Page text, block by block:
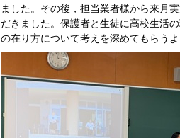
ました。その後，担当業者様から来月
だきました。保護者と生徒に高校生活
の在り方について考えを深めてもらう